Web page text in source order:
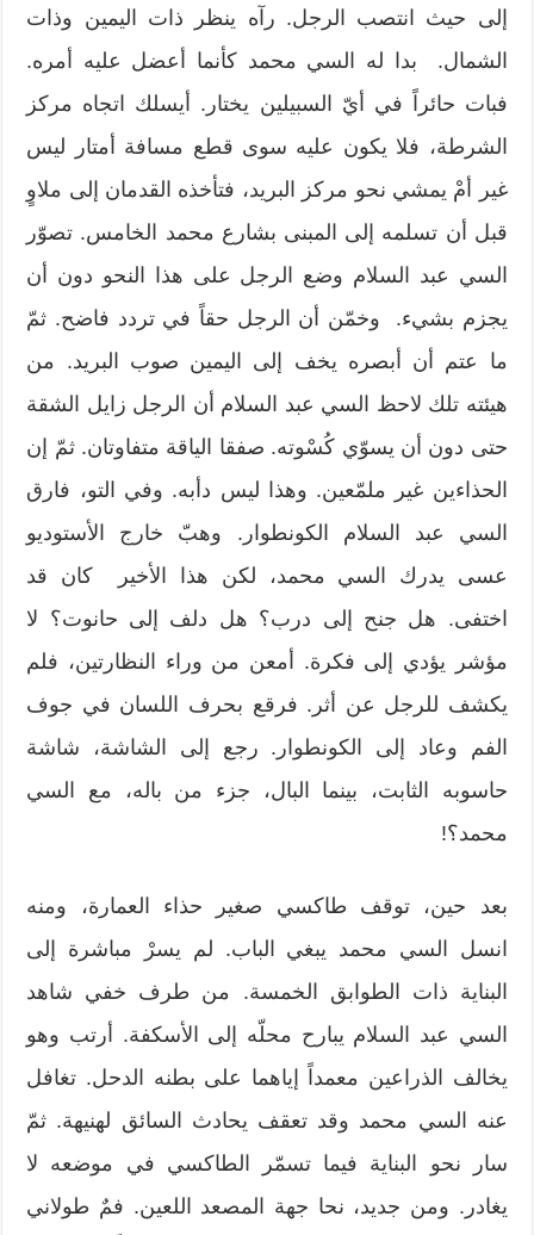
إلى حيث انتصب الرجل. رآه ينظر ذات اليمين وذات
الشمال. بدا له السي محمد كأنما أعضل عليه أمره.
فبات حائراً في أيّ السبيلين يختار. أيسلك اتجاه مركز
الشرطة، فلا يكون عليه سوى قطع مسافة أمتار ليس
غير أمْ يمشي نحو مركز البريد، فتأخذه القدمان إلى ملاوٍ
قبل أن تسلمه إلى المبنى بشارع محمد الخامس. تصوّر
السي عبد السلام وضع الرجل على هذا النحو دون أن
يجزم بشيء. وخمّن أن الرجل حقاً في تردد فاضح. ثمّ
ما عتم أن أبصره يخف إلى اليمين صوب البريد. من
هيئته تلك لاحظ السي عبد السلام أن الرجل زايل الشقة
حتى دون أن يسوّي كُسْوته. صفقا الياقة متفاوتان. ثمّ إن
الحذاءين غير ملمّعين. وهذا ليس دأبه. وفي التو، فارق
السي عبد السلام الكونطوار. وهبّ خارج الأستوديو
عسى يدرك السي محمد، لكن هذا الأخير كان قد
اختفى. هل جنح إلى درب؟ هل دلف إلى حانوت؟ لا
مؤشر يؤدي إلى فكرة. أمعن من وراء النظارتين، فلم
يكشف للرجل عن أثر. فرقع بحرف اللسان في جوف
الفم وعاد إلى الكونطوار. رجع إلى الشاشة، شاشة
حاسوبه الثابت، بينما البال، جزء من باله، مع السي
محمد؟!
بعد حين، توقف طاكسي صغير حذاء العمارة، ومنه
انسل السي محمد يبغي الباب. لم يسرْ مباشرة إلى
البناية ذات الطوابق الخمسة. من طرف خفي شاهد
السي عبد السلام يبارح محلّه إلى الأسكفة. أرتب وهو
يخالف الذراعين معمداً إياهما على بطنه الدحل. تغافل
عنه السي محمد وقد تعقف يحادث السائق لهنيهة. ثمّ
سار نحو البناية فيما تسمّر الطاكسي في موضعه لا
يغادر. ومن جديد، نحا جهة المصعد اللعين. فمٌ طولاني